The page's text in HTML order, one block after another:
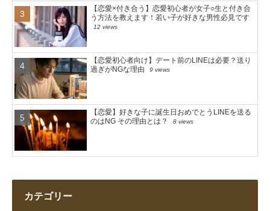
【恋愛×付き合う】恋愛初心者が女子○生と付き合
う方法を教えます！若い子が好きな男性必見です
12 views
【恋愛初心者向け】デート前のLINEは必要？送り
過ぎがNGな理由
9 views
【恋愛】好きな子に誕生日おめでとうLINEを送る
のはNG その理由とは？
8 views
カテゴリー